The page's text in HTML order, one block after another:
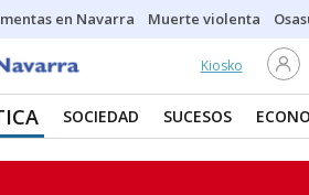
en Navarra Muerte violenta
Kiosko
SOCIEDAD SUCESOS